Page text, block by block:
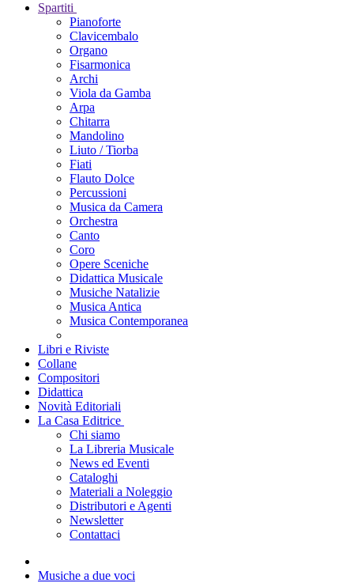
Spartiti
Pianoforte
Clavicembalo
Organo
Fisarmonica
Archi
Viola da Gamba
Arpa
Chitarra
Mandolino
Liuto / Tiorba
Fiati
Flauto Dolce
Percussioni
Musica da Camera
Orchestra
Canto
Coro
Opere Sceniche
Didattica Musicale
Musiche Natalizie
Musica Antica
Musica Contemporanea
Libri e Riviste
Collane
Compositori
Didattica
Novità Editoriali
La Casa Editrice
Chi siamo
La Libreria Musicale
News ed Eventi
Cataloghi
Materiali a Noleggio
Distributori e Agenti
Newsletter
Contattaci
Musiche a due voci